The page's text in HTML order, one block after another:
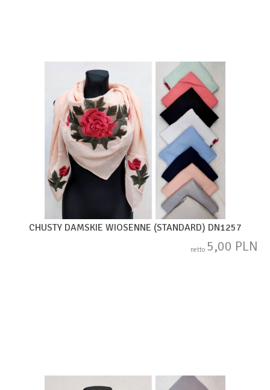
CHUSTY DAMSKIE WIOSENNE (STANDARD) DN1257
netto 5,00 PLN